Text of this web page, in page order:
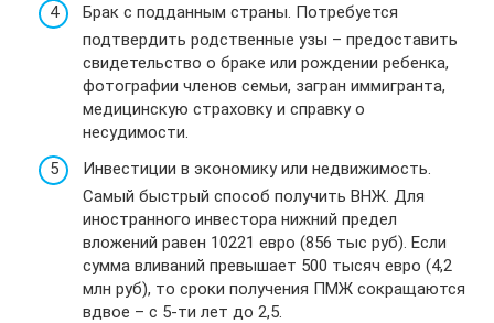
Брак с подданным страны. Потребуется
подтвердить родственные узы – предоставить
свидетельство о браке или рождении ребенка,
фотографии членов семьи, загран иммигранта,
медицинскую страховку и справку о
несудимости.
Инвестиции в экономику или недвижимость.
Самый быстрый способ получить ВНЖ. Для
иностранного инвестора нижний предел
вложений равен 10221 евро (856 тыс руб). Если
сумма вливаний превышает 500 тысяч евро (4,2
млн руб), то сроки получения ПМЖ сокращаются
вдвое – с 5-ти лет до 2,5.